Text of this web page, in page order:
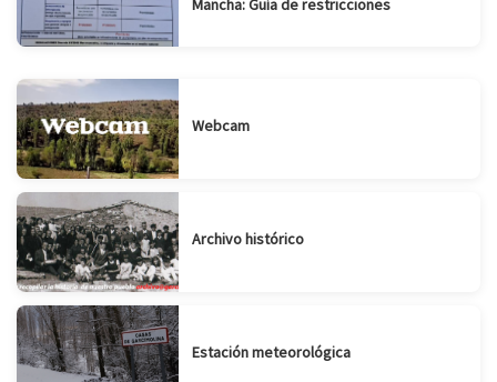
Mancha: Guía de restricciones
Webcam
Archivo histórico
Estación meteorológica